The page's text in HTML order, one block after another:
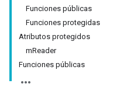
Funciones públicas
Funciones protegidas
Atributos protegidos
mReader
Funciones públicas